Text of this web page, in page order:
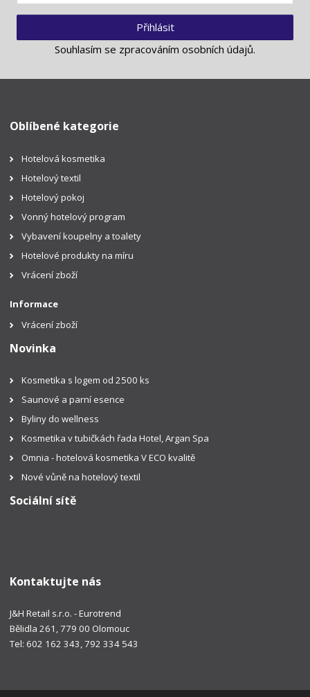
Přihlásit
Souhlasím se zpracováním osobních údajů.
Oblíbené kategorie
Hotelová kosmetika
Hotelový textil
Hotelový pokoj
Vonný hotelový program
Vybavení koupelny a toalety
Hotelové produkty na míru
Vrácení zboží
Informace
Vrácení zboží
Novinka
Kosmetika s logem od 2500 ks
Saunové a parní esence
Byliny do wellness
Kosmetika v tubičkách řada Hotel, Argan Spa
Omnia - hotelová kosmetika V ECO kvalitě
Nové vůně na hotelový textil
Sociální sítě
Kontaktujte nás
J&H Retail s.r.o. - Eurotrend
Bělidla 261, 779 00 Olomouc
Tel: 602 162 343, 792 334 543